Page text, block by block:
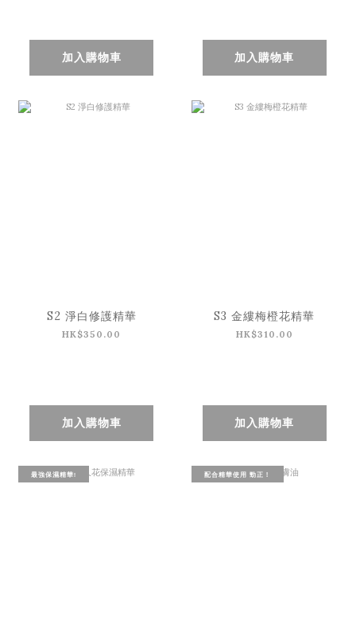
加入購物車 加入購物車
S2 淨白修護精華
HK$350.00
加入購物車
S3 金縷梅橙花精華
HK$310.00
加入購物車
最強保濕精華! 配合精華使用 勁正！